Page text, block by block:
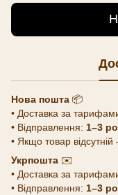
Нова пошта 📦
• Доставка за
• Відправлення: 1–3
• Якщо товар
Укрпошта ✉️
• Доставка за
• Відправлення: 1–3